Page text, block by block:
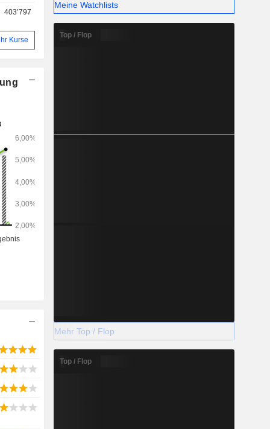
403’797
Kurse
Meine Watchlists
Top / Flop
Mehr Top / Flop
Top / Flop